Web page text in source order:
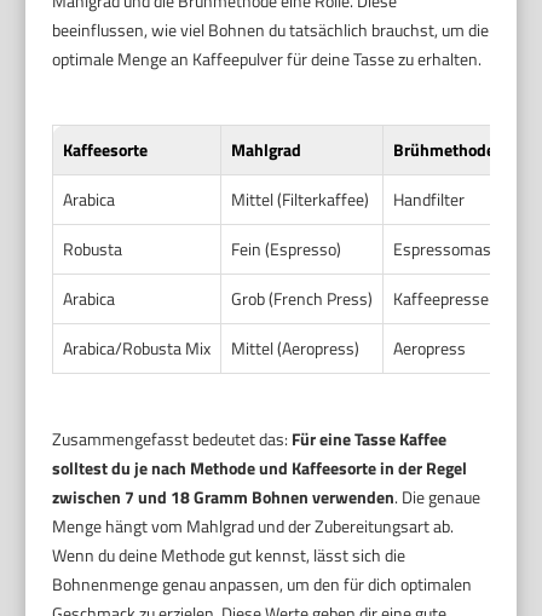
beeinflussen, wie viel Bohnen du tatsächlich brauchst, um die
optimale Menge an Kaffeepulver für deine Tasse zu erhalten.
Kaffeesorte Mahlgrad
Brühmethode
Arabica
Mittel (Filterkaffee)
Handfilter
Robusta
Fein (Espresso)
Espressomaschine
Arabica
Grob (French Press)
Kaffeepresse
Arabica/Robusta Mix
Mittel (Aeropress) Aeropress
Zusammengefasst bedeutet das: Für eine Tasse Kaffee
solltest du je nach Methode und Kaffeesorte in der Regel
zwischen 7 und 18 Gramm Bohnen verwenden. Die genaue
Menge hängt vom Mahlgrad und der Zubereitungsart ab.
Wenn du deine Methode gut kennst, lässt sich die
Bohnenmenge genau anpassen, um den für dich optimalen